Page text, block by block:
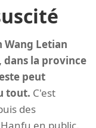
Wang Letian
dans la province
peut
tout. C'est
des
en public,